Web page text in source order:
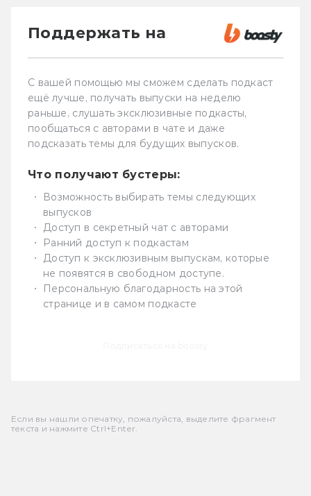
Поддержать на
С вашей помощью мы сможем сделать подкаст
ещё лучше, получать выпуски на неделю
раньше, слушать эксклюзивные подкасты,
пообщаться с авторами в чате и даже
подсказать темы для будущих выпусков.
Что получают бустеры:
Возможность выбирать темы следующих
выпусков
Доступ в секретный чат с авторами
Ранний доступ к подкастам
Доступ к эксклюзивным выпускам, которые
не появятся в свободном доступе.
Персональную благодарность на этой
странице и в самом подкасте
Если вы нашли опечатку, пожалуйста, выделите фрагмент
текста и нажмите Ctrl+Enter.